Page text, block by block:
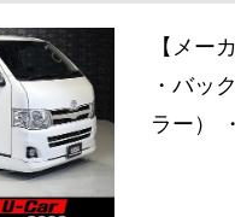
【メー
・バッ
ラー）